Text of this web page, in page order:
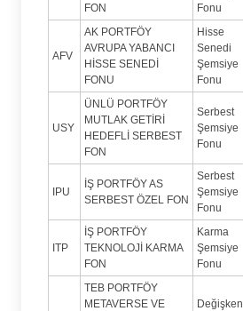
FON
Fonu
AFV
AK PORTFÖY
AVRUPA YABANCI
HİSSE SENEDİ
FONU
Hisse
Senedi
Şemsiye
Fonu
USY
ÜNLÜ PORTFÖY
MUTLAK GETİRİ
HEDEFLİ SERBEST
FON
Serbest
Şemsiye
Fonu
IPU
İŞ PORTFÖY AS
SERBEST ÖZEL FON
Serbest
Şemsiye
Fonu
ITP
İŞ PORTFÖY
TEKNOLOJİ KARMA
FON
Karma
Şemsiye
Fonu
TEB PORTFÖY
METAVERSE VE
Değişken